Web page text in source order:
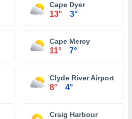
Cape Dyer
13° 3°
Cape Mercy
11° 7°
Clyde River Airport
8° 4°
Craig Harbour